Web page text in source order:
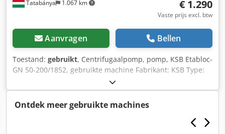
Tatabánya 1.067 km € 1.290
Vaste prijs excl. btw
Aanvragen Bellen
Toestand: gebruikt, Centrifugaalpomp, pomp, KSB Etabloc-
GN 50-200/1852, gebruikte machine Fabrikant: KSB Type:
KSB Etabloc-GN 50-200/1852 Bouwjaar: 2003 Totale
afmetingen: Breedte: 810 mm Diepte: 350 mm Hoogte: 400
mm Gewicht: 130 kg Elektrische gegevens: 400 V; 18,5 kW;
32,5 A Crsdpfx Asy Nnnbsm Aef Capaciteit: 72 m³/u
Ontdek meer gebruikte machines